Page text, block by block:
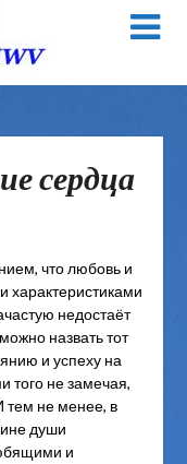
сердца
что любовь и
характеристиками
недостаёт
назвать тот
и успеху на
того не замечая,
тем не менее, в
души
и